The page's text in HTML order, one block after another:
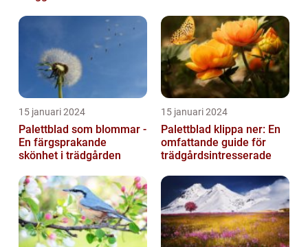
15 januari 2024
Palettblad som blommar -
En färgsprakande
skönhet i trädgården
15 januari 2024
Palettblad klippa ner: En
omfattande guide för
trädgårdsintresserade